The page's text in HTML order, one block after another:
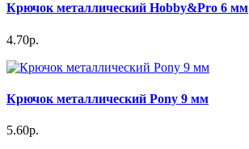
Крючок металлический Hobby&Pro 6 мм
4.70р.
Крючок металлический Pony 9 мм
5.60р.